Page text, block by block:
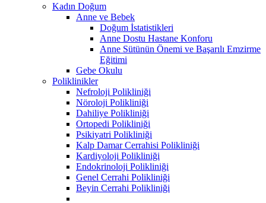
Kadın Doğum
Anne ve Bebek
Doğum İstatistikleri
Anne Dostu Hastane Konforu
Anne Sütünün Önemi ve Başarılı Emzirme
Eğitimi
Gebe Okulu
Poliklinikler
Nefroloji Polikliniği
Nöroloji Polikliniği
Dahiliye Polikliniği
Ortopedi Polikliniği
Psikiyatri Polikliniği
Kalp Damar Cerrahisi Polikliniği
Kardiyoloji Polikliniği
Endokrinoloji Polikliniği
Genel Cerrahi Polikliniği
Beyin Cerrahi Polikliniği